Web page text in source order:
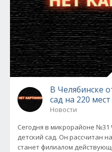
В Челябинске
сад на 220 мест
Новости
Сегодня в микрорайоне №31
детский сад. Он рассчитан
станет филиалом